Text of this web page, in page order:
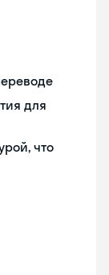
для
что